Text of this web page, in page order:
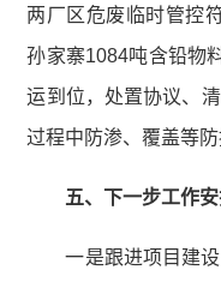
两厂区危废临时管控
孙家寨1084吨含铅物
运到位，处置协议、
过程中防渗、覆盖等防
五、下一步工作
一是跟进项目建